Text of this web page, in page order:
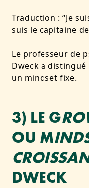
Traduction : “Je
suis le capitaine
Le professeur de
Dweck a
un mindset fixe.
3) LE G
OU M
DWECK